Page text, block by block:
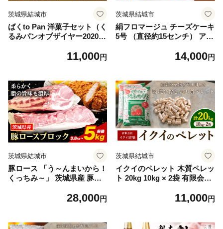
茨城県結城市
ばくto Pan 洋菓子セット（く
るみパンオブザイヤー2020グ
に出荷予定(土日祝除く)》 茨
11,000円
茨城県結城市
絹フロマージュ チーズケーキ
5号 （直径約15センチ） アル
シ 《30日以内に出荷予定(土
ジュ スイーツ ケーキ 送料無
料 【配送不可地域あり】(沖
縄・離島)
14,000円
茨城県結城市
豚ロース 「う～んまいから！
くっちみ～」 茨城県産 豚ロ
ロック ２分割でお届け 協同
ク 国産 ローストポークロー
28,000円
茨城県結城市
イクイのペレット 木質ペレッ
ト 20kg 10kg × 2袋 有限会社
予定(土日祝除く)》茨城県 結
可地域あり】（沖縄・離島）
11,000円